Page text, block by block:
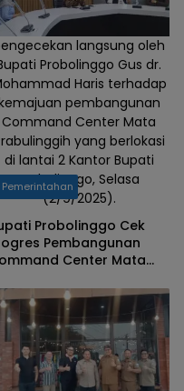
langsung oleh
Probolinggo Gus dr.
Haris terhadap
pembangunan
Command Center Mata
yang berlokasi
di lantai 2 Kantor Bupati
Probolinggo, Selasa
(2/9/2025).
Pemerintahan
Probolinggo Cek
Pembangunan
Center Mata